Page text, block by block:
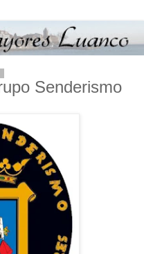
Senderismo